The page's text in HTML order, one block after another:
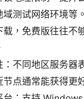
域测试网络环境等
载，免费版往往不
：不同地区服务器
点通常能获得更